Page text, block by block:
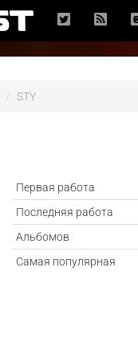
STY
Первая работа
Последняя работа
Альбомов
Самая популярная